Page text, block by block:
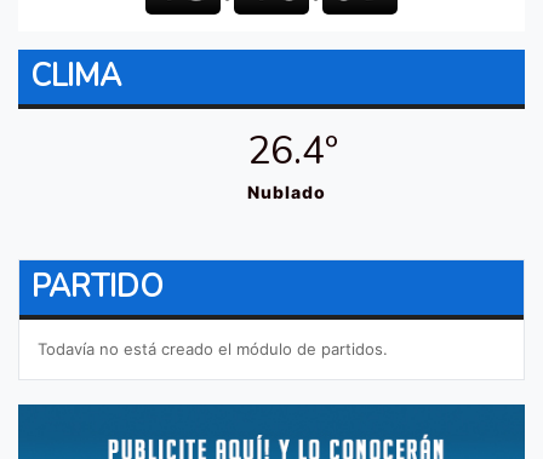
CLIMA
26.4º
Nublado
PARTIDO
Todavía no está creado el módulo de partidos.